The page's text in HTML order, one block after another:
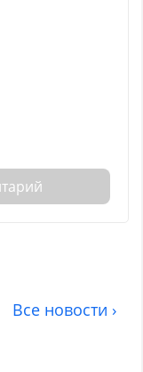
Все новости ›